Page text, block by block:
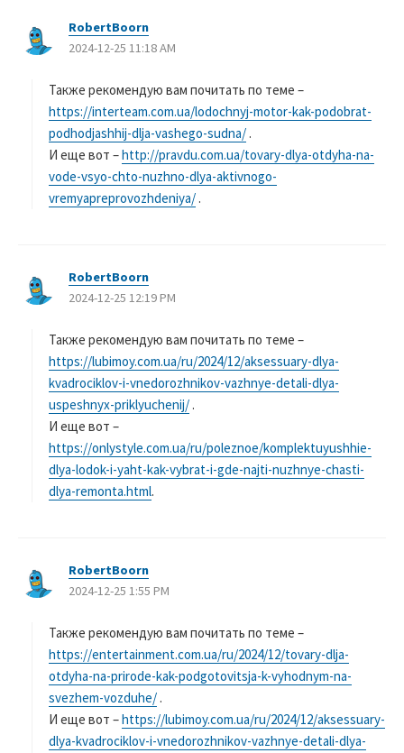
RobertBoorn
り
2024-12-25 11:18 AM
Также рекомендую вам почитать по теме –
https://interteam.com.ua/lodochnyj-motor-kak-podobrat-
podhodjashhij-dlja-vashego-sudna/ .
И еще вот –http://pravdu.com.ua/tovary-dlya-otdyha-na-
vode-vsyo-chto-nuzhno-dlya-aktivnogo-
vremyapreprovozhdeniya/ .
RobertBoorn
り
2024-12-25 12:19 PM
Также рекомендую вам почитать по теме –
https://lubimoy.com.ua/ru/2024/12/aksessuary-dlya-
kvadrociklov-i-vnedorozhnikov-vazhnye-detali-dlya-
uspeshnyx-priklyuchenij/ .
И еще вот –
https://onlystyle.com.ua/ru/poleznoe/komplektuyushhie-
dlya-lodok-i-yaht-kak-vybrat-i-gde-najti-nuzhnye-chasti-
dlya-remonta.html.
RobertBoorn
り
2024-12-25 1:55 PM
Также рекомендую вам почитать по теме –
https://entertainment.com.ua/ru/2024/12/tovary-dlja-
otdyha-na-prirode-kak-podgotovitsja-k-vyhodnym-na-
svezhem-vozduhe/ .
И еще вот –https://lubimoy.com.ua/ru/2024/12/aksessuary-
dlya-kvadrociklov-i-vnedorozhnikov-vazhnye-detali-dlya-